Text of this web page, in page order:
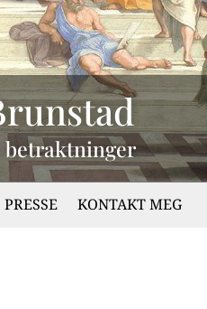
betraktninger
PRESSE KONTAKT MEG